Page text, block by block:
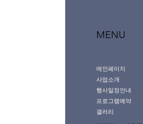
MENU
메인페이지
사업소개
행사일정안내
프로그램예약
갤러리